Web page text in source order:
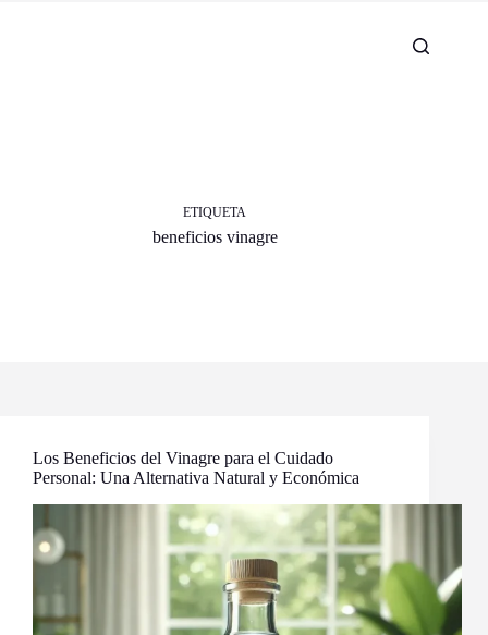
ETIQUETA
beneficios vinagre
Los Beneficios del Vinagre para el Cuidado
Personal: Una Alternativa Natural y Económica